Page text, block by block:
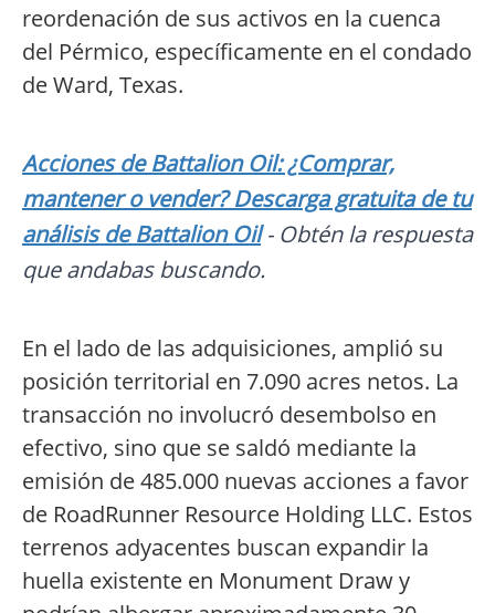
reordenación de sus activos en la cuenca
del Pérmico, específicamente en el condado
de Ward, Texas.
Acciones de Battalion Oil: ¿Comprar,
mantener o vender? Descarga gratuita de tu
análisis de Battalion Oil- Obtén la respuesta
que andabas buscando.
En el lado de las adquisiciones, amplió su
posición territorial en 7.090 acres netos. La
transacción no involucró desembolso en
efectivo, sino que se saldó mediante la
emisión de 485.000 nuevas acciones a favor
de RoadRunner Resource Holding LLC. Estos
terrenos adyacentes buscan expandir la
huella existente en Monument Draw y